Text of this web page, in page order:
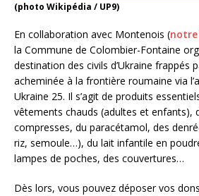
(photo Wikipédia / UP9)
En collaboration avec Montenois (notre
la Commune de Colombier-Fontaine
destination des civils d’Ukraine frappés
acheminée à la frontière roumaine via
Ukraine 25. Il s’agit de produits
vêtements chauds (adultes et enfants),
compresses, du paracétamol, des
riz, semoule…), du lait infantile en
lampes de poches, des couvertures…
Dès lors, vous pouvez déposer vos